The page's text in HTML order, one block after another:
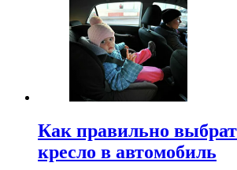
Как правильно
кресло в автомобиль